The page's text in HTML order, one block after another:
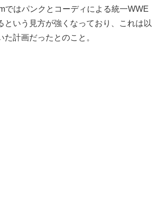
ではパンクとコーディによる統一WWE
という見方が強くなっており、これは以
計画だったとのこと。